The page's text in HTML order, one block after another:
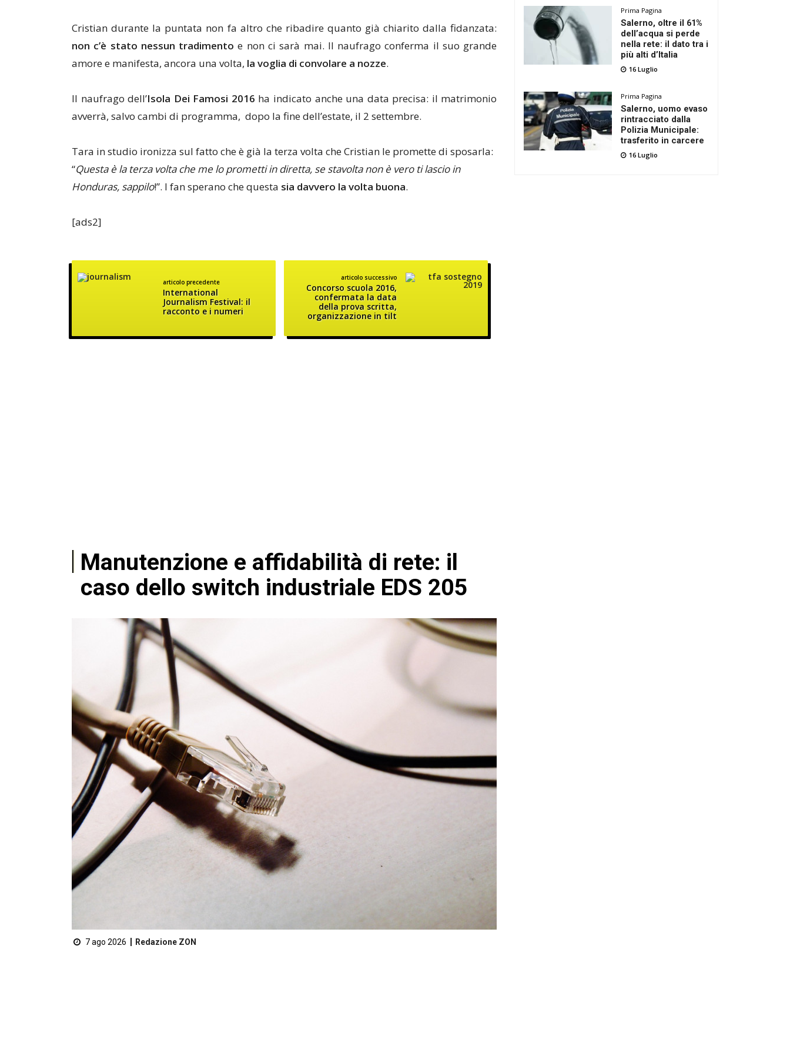
Cristian durante la puntata non fa altro che ribadire quanto già chiarito dalla fidanzata:
non c’è stato nessun tradimento e non ci sarà mai. Il naufrago conferma il suo grande
amore e manifesta, ancora una volta, la voglia di convolare a nozze.
Il naufrago dell’Isola Dei Famosi 2016 ha indicato anche una data precisa: il matrimonio
avverrà, salvo cambi di programma, dopo la fine dell’estate, il 2 settembre.
Tara in studio ironizza sul fatto che è già la terza volta che Cristian le promette di sposarla:
“Questa è la terza volta che me lo prometti in diretta, se stavolta non è vero ti lascio in
Honduras, sappilo!”. I fan sperano che questa sia davvero la volta buona.
[ads2]
articolo precedente
International
Journalism Festival: il
racconto e i numeri
articolo successivo
Concorso scuola 2016,
confermata la data
della prova scritta,
organizzazione in tilt
Manutenzione e affidabilità di rete: il
caso dello switch industriale EDS 205
7 ago 2026 Redazione ZON
Prima Pagina
Salerno, oltre il 61%
dell’acqua si perde
nella rete: il dato tra i
più alti d’Italia
16 Luglio
Prima Pagina
Salerno, uomo evaso
rintracciato dalla
Polizia Municipale:
trasferito in carcere
16 Luglio